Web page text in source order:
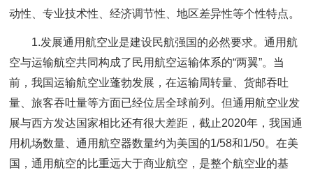
动性、专业技术性、经济调节性、地区差异性等个性特点。
1.发展通用航空业是建设民航强国的必然要求。通用航
空与运输航空共同构成了民用航空运输体系的“两翼”。当
前，我国运输航空业蓬勃发展，在运输周转量、货邮吞吐
量、旅客吞吐量等方面已经位居全球前列。但通用航空业发
展与西方发达国家相比还有很大差距，截止2020年，我国通
用机场数量、通用航空器数量约为美国的1/58和1/50。在美
国，通用航空的比重远大于商业航空，是整个航空业的基